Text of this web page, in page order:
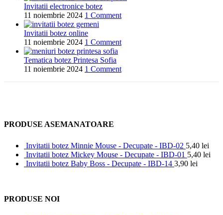
Invitatii electronice botez
11 noiembrie 2024 1 Comment
Invitatii botez online
11 noiembrie 2024 1 Comment
Tematica botez Printesa Sofia
11 noiembrie 2024 1 Comment
PRODUSE ASEMANATOARE
Invitatii botez Minnie Mouse - Decupate - IBD-02 5,40 lei
Invitatii botez Mickey Mouse - Decupate - IBD-01 5,40 lei
Invitatii botez Baby Boss - Decupate - IBD-14 3,90 lei
PRODUSE NOI